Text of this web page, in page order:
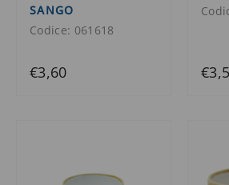
SANGO
Codice: 061618
€3,60